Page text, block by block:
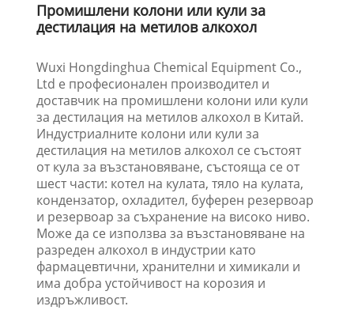
Промишлени колони или кули за
дестилация на метилов алкохол
Wuxi Hongdinghua Chemical Equipment Co.,
Ltd е професионален производител и
доставчик на промишлени колони или кули
за дестилация на метилов алкохол в Китай.
Индустриалните колони или кули за
дестилация на метилов алкохол се състоят
от кула за възстановяване, състояща се от
шест части: котел на кулата, тяло на кулата,
кондензатор, охладител, буферен резервоар
и резервоар за съхранение на високо ниво.
Може да се използва за възстановяване на
разреден алкохол в индустрии като
фармацевтични, хранителни и химикали и
има добра устойчивост на корозия и
издръжливост.